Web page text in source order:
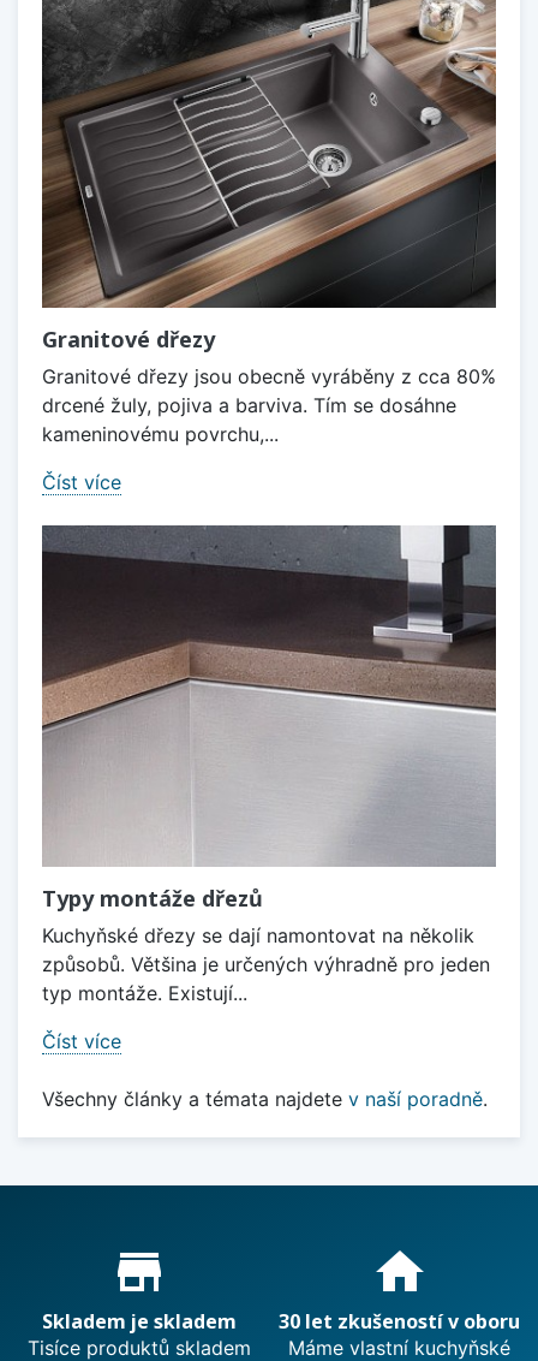
Granitové dřezy
Granitové dřezy jsou obecně vyráběny z cca 80%
drcené žuly, pojiva a barviva. Tím se dosáhne
kameninovému povrchu,...
Číst více
Typy montáže dřezů
Kuchyňské dřezy se dají namontovat na několik
způsobů. Většina je určených výhradně pro jeden
typ montáže. Existují...
Číst více
Všechny články a témata najdete v naší poradně.
Proč nakupovat u nás?
store_mall_directory
Skladem je skladem
Tisíce produktů skladem
home
30 let zkušeností v oboru
Máme vlastní kuchyňské